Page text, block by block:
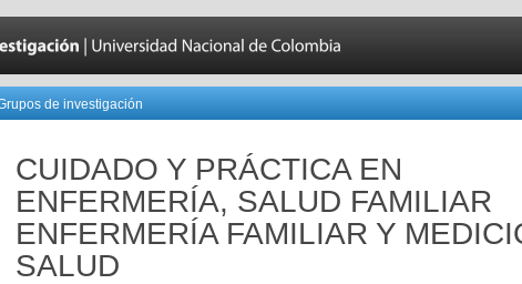
de investigación
CUIDADO Y PRÁCTICA EN
ENFERMERÍA, SALUD FAMILIAR
ENFERMERÍA FAMILIAR Y
SALUD